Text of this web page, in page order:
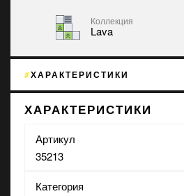
Коллекция
Lava
ХАРАКТЕРИСТИКИ
ХАРАКТЕРИСТИКИ
Артикул
35213
Категория